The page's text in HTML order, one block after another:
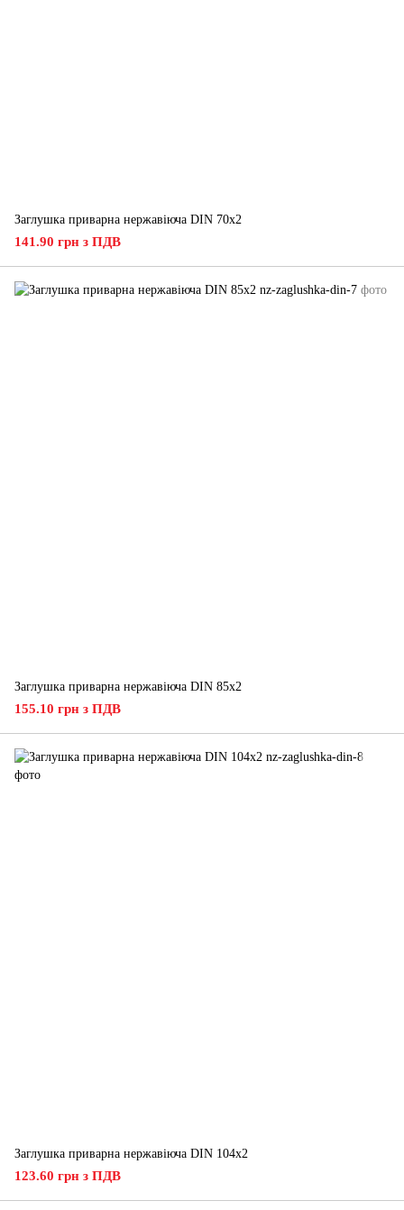
Заглушка приварна нержавіюча DIN 70х2
141.90 грн з ПДВ
Заглушка приварна нержавіюча DIN 85х2
155.10 грн з ПДВ
Заглушка приварна нержавіюча DIN 104х2
123.60 грн з ПДВ